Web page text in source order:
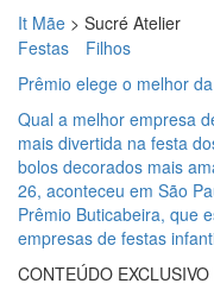
It Mãe > Sucré Atelier
Festas
Filhos
Prêmio elege o melhor
Qual a melhor empresa
mais divertida na festa
bolos decorados mais
26, aconteceu em São
Prêmio Buticabeira, que
empresas de festas
CONTEÚDO EXCLUSIVO